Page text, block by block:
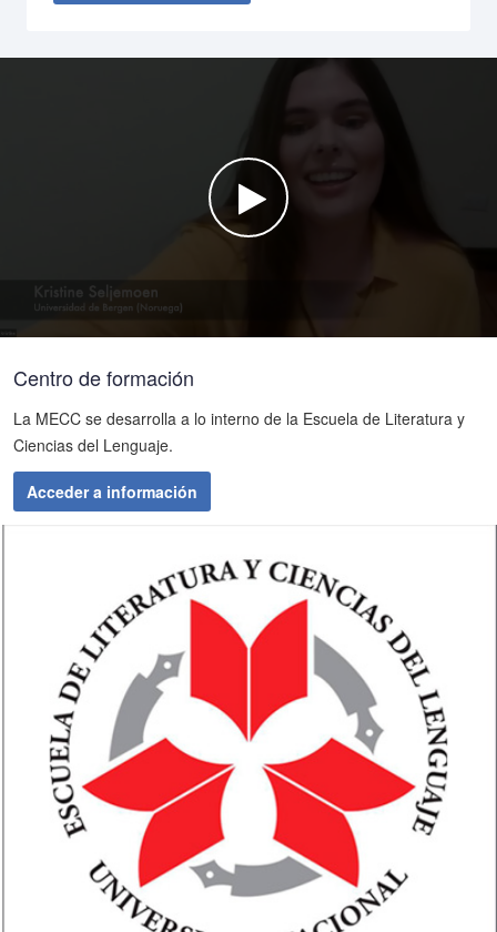
Watch the video
Centro de formación
La MECC se desarrolla a lo interno de la Escuela de Literatura y
Ciencias del Lenguaje.
Acceder a información